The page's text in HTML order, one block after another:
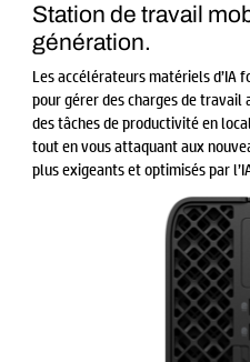
Station de travail
génération.
Les accélérateurs matériels d’IA
pour gérer des charges de travail
des tâches de productivité en
tout en vous attaquant aux
plus exigeants et optimisés par